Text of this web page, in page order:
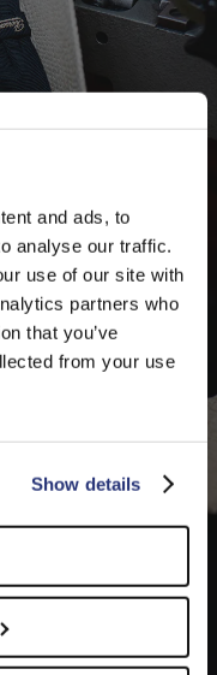
and ads, to
analyse our traffic.
use of our site with
partners who
that you’ve
from your use
Show details
United States, do
STAY HERE